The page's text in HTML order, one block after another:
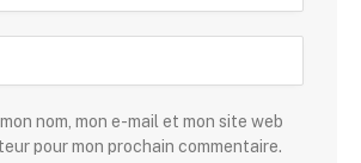
nom, mon e-mail et mon site web
pour mon prochain commentaire.